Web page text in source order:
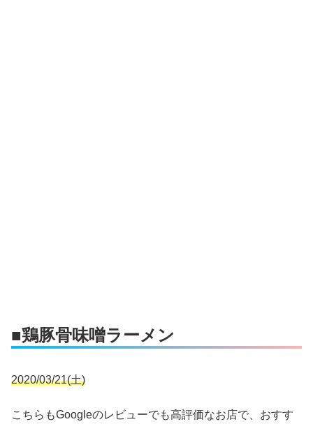
■鶏豚骨味噌ラーメン
2020/03/21(土)
こちらもGoogleのレビューでも高評価なお店で、おすす